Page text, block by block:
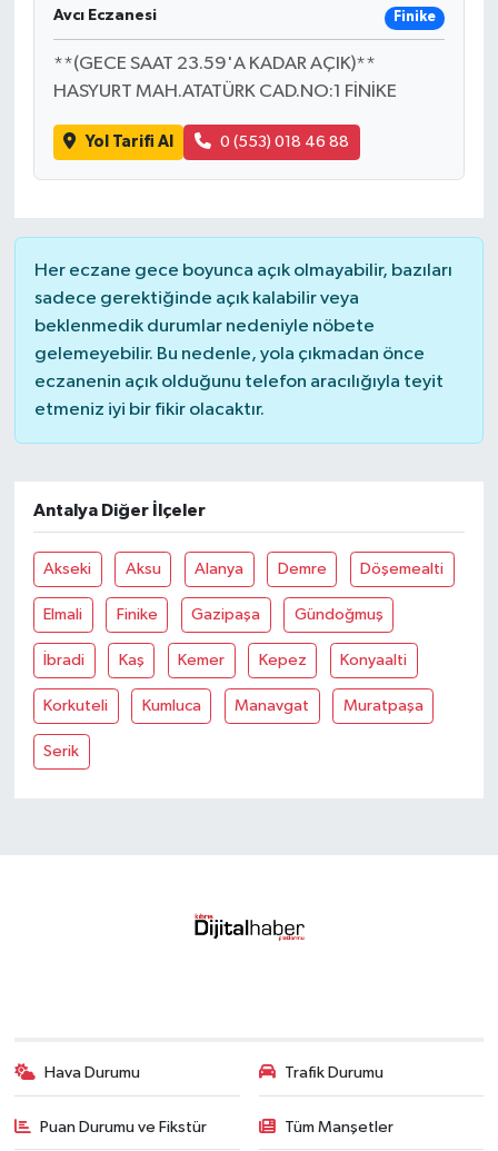
Avcı Eczanesi Finike
**(GECE SAAT 23.59'A KADAR AÇIK)**
HASYURT MAH.ATATÜRK CAD.NO:1 FİNİKE
Yol Tarifi Al 0 (553) 018 46 88
Her eczane gece boyunca açık olmayabilir, bazıları
sadece gerektiğinde açık kalabilir veya
beklenmedik durumlar nedeniyle nöbete
gelemeyebilir. Bu nedenle, yola çıkmadan önce
eczanenin açık olduğunu telefon aracılığıyla teyit
etmeniz iyi bir fikir olacaktır.
Antalya Diğer İlçeler
Akseki Aksu Alanya Demre Döşemealti
Elmali Finike Gazipaşa Gündoğmuş
İbradi Kaş Kemer Kepez Konyaalti
Korkuteli Kumluca Manavgat Muratpaşa
Serik
Hava Durumu Trafik Durumu
Puan Durumu ve Fikstür Tüm Manşetler